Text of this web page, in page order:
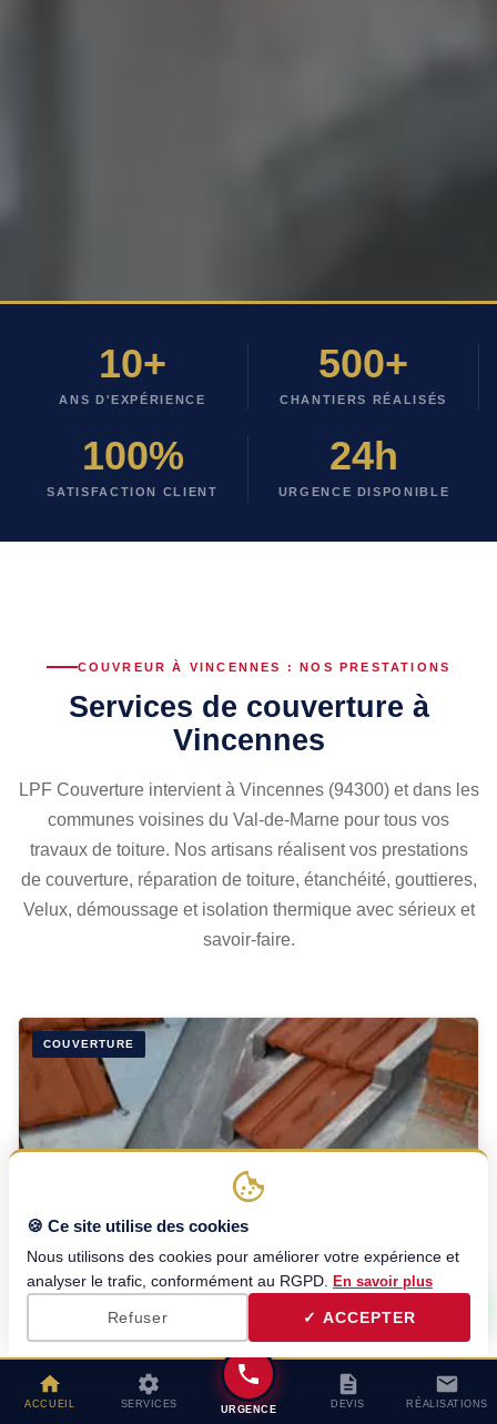
🍪 Ce site utilise des cookies
Nous utilisons des cookies pour améliorer votre expérience et
analyser le trafic, conformément au RGPD.
En savoir plus
Refuser ✓ ACCEPTER
10+
ANS D'EXPÉRIENCE
500+
CHANTIERS RÉALISÉS
100%
SATISFACTION CLIENT
24h
URGENCE DISPONIBLE
COUVREUR À VINCENNES : NOS PRESTATIONS
Services de couverture à
Vincennes
LPF Couverture intervient à Vincennes (94300) et dans les
communes voisines du Val-de-Marne pour tous vos
travaux de toiture. Nos artisans réalisent vos prestations
de couverture, réparation de toiture, étanchéité, gouttieres,
Velux, démoussage et isolation thermique avec sérieux et
savoir-faire.
COUVERTURE
Couvreur à Vincennes
ACCUEIL SERVICES URGENCE DEVIS RÉALISATIONS